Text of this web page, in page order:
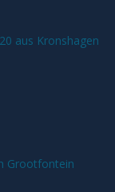
aus Kronshagen
Grootfontein